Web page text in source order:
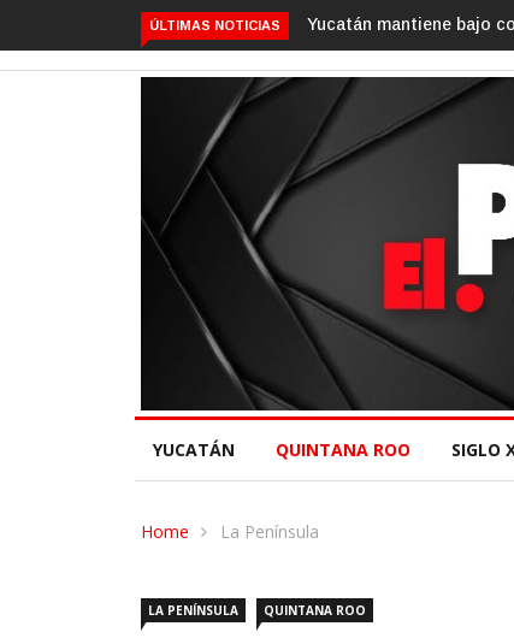
ÚLTIMAS NOTICIAS
gusano barrenador: Gobernador Joaquín Díaz Mena.Gino
YUCATÁN QUINTANA ROO SIGLO
Home La Península
LA PENÍNSULA QUINTANA ROO